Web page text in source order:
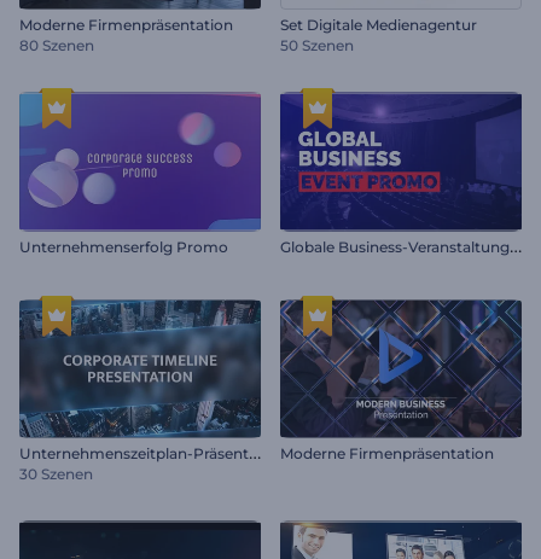
Moderne Firmenpräsentation
80 Szenen
Set Digitale Medienagentur
50 Szenen
Unternehmenserfolg Promo G
lobale Business-Veranstaltung Promo
U
nternehmenszeitplan-Präsentation
30 Szenen
Moderne Firmenpräsentation